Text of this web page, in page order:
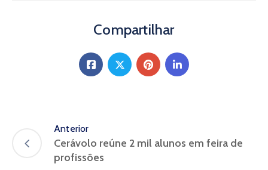
Compartilhar
Anterior
Cerávolo reúne 2 mil alunos em feira de
profissões